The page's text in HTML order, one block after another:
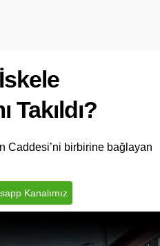
Takıldı?
Caddesi’ni birbirine bağlayan
Kanalımız